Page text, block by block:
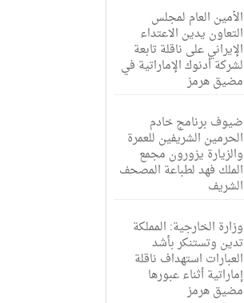
الأمين العام لمجلس
التعاون يدين الاعتداء
الإيراني على ناقلة تابعة
لشركة أدنوك الإماراتية في
مضيق هرمز
ضيوف برنامج خادم
الحرمين الشريفين للعمرة
والزيارة يزورون مجمع
الملك فهد لطباعة المصحف
الشريف
وزارة الخارجية: المملكة
تدين وتستنكر بأشد
العبارات استهداف ناقلة
إماراتية أثناء عبورها
مضيق هرمز